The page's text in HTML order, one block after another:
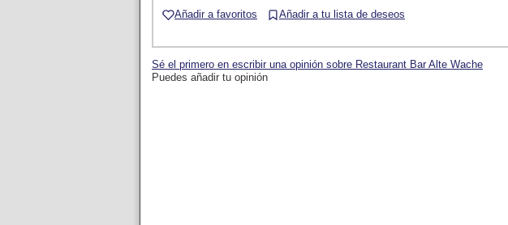
Añadir a favoritos Añadir a tu lista de deseos
Sé el primero en escribir una opinión sobre Restaurant Bar Alte Wache
Puedes añadir tu opinión